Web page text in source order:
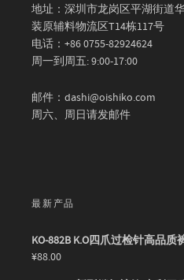
地址：深圳市龙岗区平湖街道
装原辅料物流区T14栋117号
电话：+86 0755-82924624
周一到周五: 9:00-17:00
邮件：dashi@oishiko.com
周六、周日请发邮件
最新产品
KO-882B K.O四爪过检针高品
¥88.00